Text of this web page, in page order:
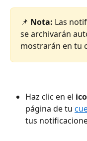
📌 Nota: Las
se archivarán
mostrarán en tu
Haz clic en el
página de tu
tus